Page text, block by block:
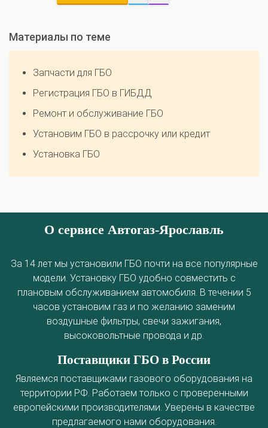
О автосервисе
Отзывы клиентов
Установка ГБО за 6 часов
2-го поколения 4-го поколения
5-го поколения
LOVATO KME Digitronic
Цена на установку ГБО
Калькулятор выгоды ГБО Калькулятор топлива
Техобслуживание ГБО
Материалы по теме
Запчасти для ГБО
Регистрация ГБО в ГИБДД
Ремонт и обслуживание ГБО
Установим ГБО в рассрочку или кредит
Установка ГБО
О сервисе Автогаз-Ярославль
За 14 лет мы установили ГБО почти на все популярные
модели. Установку ГБО удобно совместить с
плановым обслуживанием автомобиля. В течении 5
часов установим газ и по желанию заменим
воздушные фильтры, свечи зажигания,
высоковольтные провода и др.
Поставщики ГБО в России
Являемся поставщиками газового оборудования на
территории РФ. Работаем только с проверенными
европейскими производителями. Уверены в качестве
предлагаемого нами оборудования.